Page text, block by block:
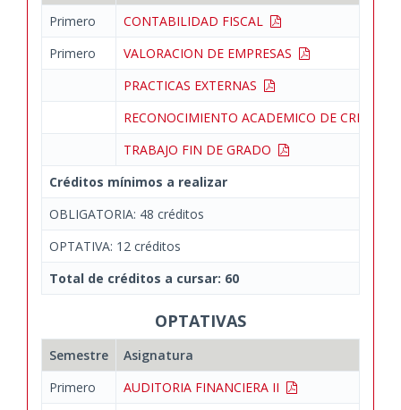
Primero
CONTABILIDAD FISCAL
Primero
VALORACION DE EMPRESAS
PRACTICAS EXTERNAS
RECONOCIMIENTO ACADEMICO DE
TRABAJO FIN DE GRADO
Créditos mínimos a realizar
OBLIGATORIA: 48 créditos
OPTATIVA: 12 créditos
Total de créditos a cursar: 60
OPTATIVAS
Semestre
Asignatura
Primero
AUDITORIA FINANCIERA II